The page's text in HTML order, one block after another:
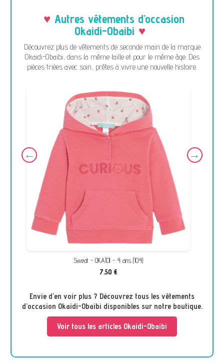
Autres vêtements d’occasion
Okaidi-Obaibi
Découvrez plus de vêtements de seconde main de la marque
Okaidi-Obaibi, dans la même taille et pour le même âge. Des
pièces triées avec soin, prêtes à vivre une nouvelle histoire.
Sweat - OKAÏDI - 4 ans (104)
7,50 €
Envie d'en voir plus ? Découvrez tous les vêtements
d’occasion Okaidi-Obaibi disponibles sur notre boutique.
Voir tous les articles Okaidi-Obaibi